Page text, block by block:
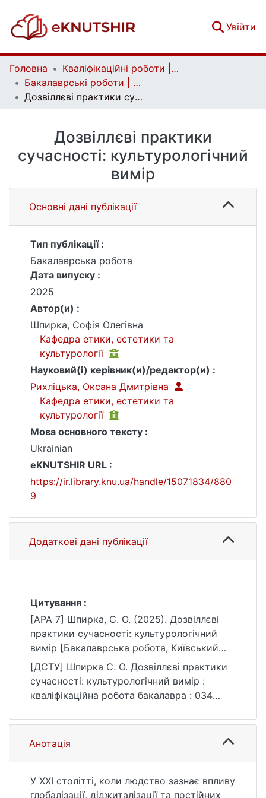
Увійти
Головна
Кваліфікаційні роботи | Qualifying works
Бакалаврські роботи | Bachelor theses
Дозвіллєві практики сучасності: культурологічний вимір
Дозвіллєві практики
сучасності: культурологічний
вимір
Основні дані публікації
Тип публікації :
Бакалаврська робота
Дата випуску :
2025
Автор(и) :
Шпирка, Софія Олегівна
Кафедра етики, естетики та
культурології
Науковий(і) керівник(и)/редактор(и) :
Рихліцька, Оксана Дмитрівна
Кафедра етики, естетики та
культурології
Мова основного тексту :
Ukrainian
eKNUTSHIR URL :
https://ir.library.knu.ua/handle/15071834/880
9
Додаткові дані публікації
Цитування :
[APA 7] Шпирка, С. О. (2025). Дозвіллєві
практики сучасності: культурологічний
вимір [Бакалаврська робота, Київський
національний університет імені Тараса
Шевченка]. eKNUTSHIR.
https://ir.library.knu.ua/handle/15071834/880
[ДСТУ] Шпирка С. О. Дозвіллєві практики
сучасності: культурологічний вимір :
кваліфікаційна робота бакалавра : 034
Київ, 2025. 60 с. URL:
https://ir.library.knu.ua/handle/15071834/880
9 (дата звернення: 25.07.2026).
Анотація
У ХХІ столітті, коли людство зазнає впливу
глобалізації, діджиталізації та постійних